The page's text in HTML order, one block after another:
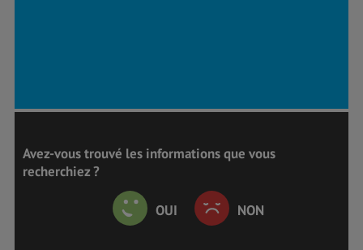
Avez-vous trouvé les informations que vous
recherchiez ?
OUI NON